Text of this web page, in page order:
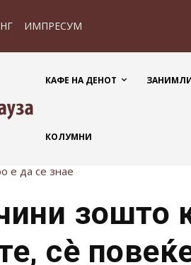
ИМПРЕСУМ
КАФЕ НА ДЕНОТ
КОЛУМНИ
е да се знае
зошто
сè